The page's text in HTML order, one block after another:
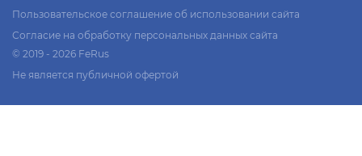
Пользовательское соглашение об использовании сайта
Согласие на обработку персональных данных сайта
© 2019 - 2026 FeRus
Не является публичной офертой